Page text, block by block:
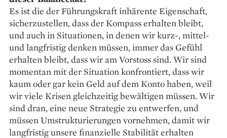
Es ist die der Führungskraft inhärente Eigenschaft,
sicherzustellen, dass der Kompass erhalten bleibt,
und auch in Situationen, in denen wir kurz-, mittel-
und langfristig denken müssen, immer das Gefühl
erhalten bleibt, dass wir am Vorstoss sind. Wir sind
momentan mit der Situation konfrontiert, dass wir
kaum oder gar kein Geld auf dem Konto haben, weil
wir viele Krisen gleichzeitig bewältigen müssen. Wir
sind dran, eine neue Strategie zu entwerfen, und
müssen Umstrukturierungen vornehmen, damit wir
langfristig unsere finanzielle Stabilität erhalten